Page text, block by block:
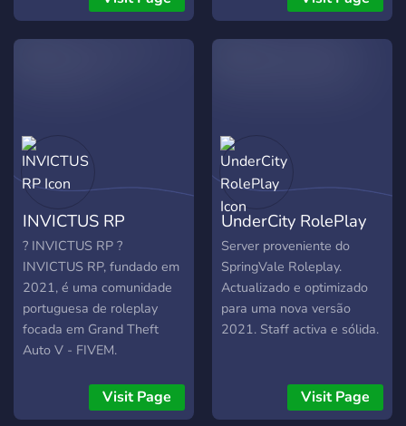
INVICTUS RP
? INVICTUS RP ?
INVICTUS RP, fundado em
2021, é uma comunidade
portuguesa de roleplay
focada em Grand Theft
Auto V - FIVEM.
Visit Page
UnderCity RolePlay
Server proveniente do
SpringVale Roleplay.
Actualizado e optimizado
para uma nova versão
2021. Staff activa e sólida.
Visit Page